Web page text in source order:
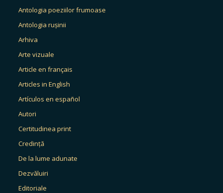
Antologia poeziilor frumoase
Antologia rușinii
Arhiva
Arte vizuale
Article en français
Articles in English
Artículos en español
Autori
Certitudinea print
Credință
De la lume adunate
Dezvăluiri
Editoriale